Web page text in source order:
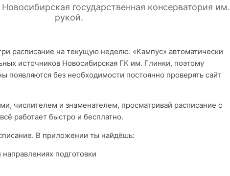
государственная консерватория
рукой.
расписание на текущую неделю. «Кампус» автоматически
источников Новосибирская ГК им. Глинки, поэтому
появляются без необходимости постоянно проверять сайт
числителем и знаменателем, просматривай расписание с
работает быстро и бесплатно.
В приложении ты найдёшь:
подготовки